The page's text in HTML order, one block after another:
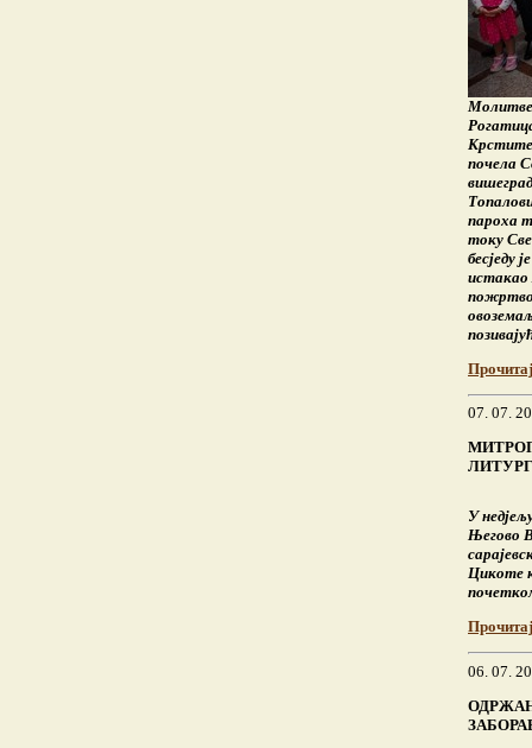
почела
пароха
току
бесједу
истакао
07. 07.
У
Његово
Цикоте
06. 07.